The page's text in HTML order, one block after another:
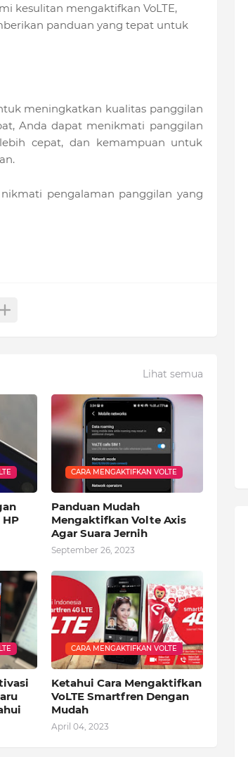
kesulitan mengaktifkan VoLTE,
panduan yang tepat untuk
meningkatkan kualitas panggilan
Anda dapat menikmati panggilan
cepat, dan kemampuan untuk
pengalaman panggilan yang
Lihat semua
CARA MENGAKTIFKAN VOLTE
Panduan Mudah
Mengaktifkan Volte Axis
Agar Suara Jernih
September 26, 2023
CARA MENGAKTIFKAN VOLTE
Ketahui Cara Mengaktifkan
VoLTE Smartfren Dengan
Mudah
April 04, 2023